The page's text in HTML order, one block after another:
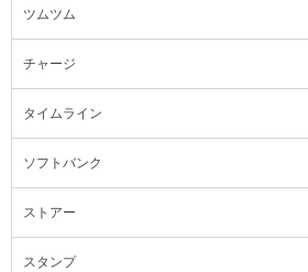
ツムツム
チャージ
タイムライン
ソフトバンク
ストアー
スタンプ